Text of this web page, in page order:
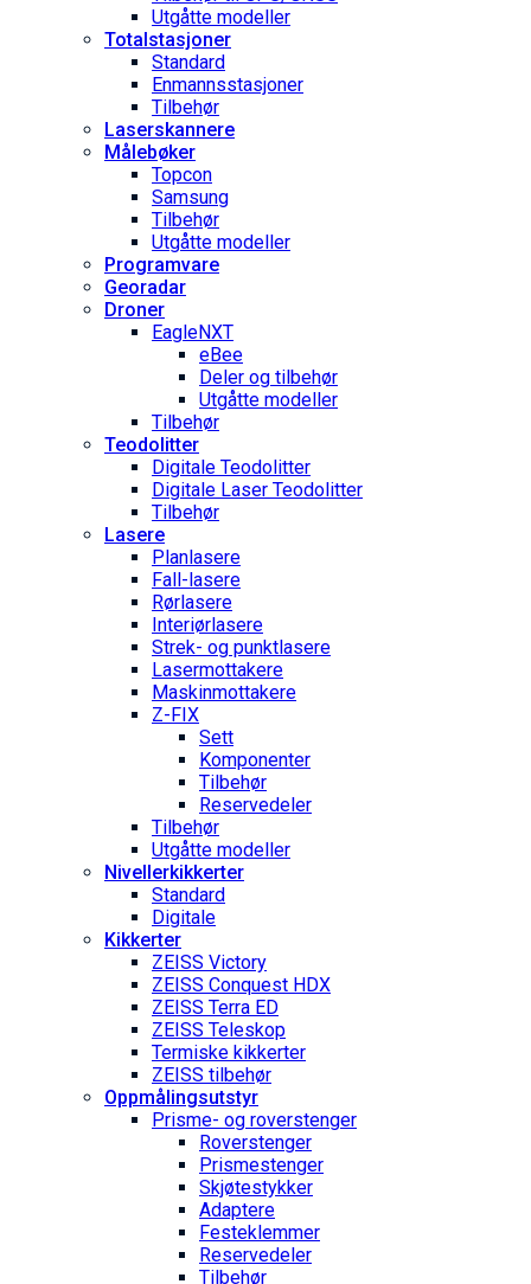
Utgåtte modeller
Totalstasjoner
Standard
Enmannsstasjoner
Tilbehør
Laserskannere
Målebøker
Topcon
Samsung
Tilbehør
Utgåtte modeller
Programvare
Georadar
Droner
EagleNXT
eBee
Deler og tilbehør
Utgåtte modeller
Tilbehør
Teodolitter
Digitale Teodolitter
Digitale Laser Teodolitter
Tilbehør
Lasere
Planlasere
Fall-lasere
Rørlasere
Interiør­lasere
Strek- og punktlasere
Laser­mottakere
Maskin­mottakere
Z-FIX
Sett
Komponenter
Tilbehør
Reservedeler
Tilbehør
Utgåtte modeller
Nivellerkikkerter
Standard
Digitale
Kikkerter
ZEISS Victory
ZEISS Conquest HDX
ZEISS Terra ED
ZEISS Teleskop
Termiske kikkerter
ZEISS tilbehør
Oppmålings­utstyr
Prisme- og roverstenger
Roverstenger
Prismestenger
Skjøtestykker
Adaptere
Festeklemmer
Reservedeler
Tilbehør